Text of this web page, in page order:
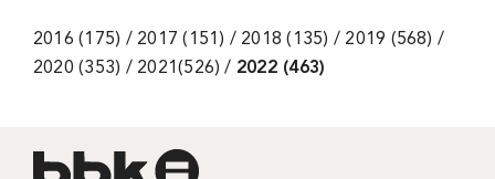
2016 (175) / 2017 (151) / 2018 (135) / 2019 (568) /
2020 (353) / 2021(526) / 2022 (463)